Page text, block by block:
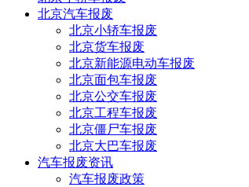
北京汽车报废
北京小轿车报废
北京货车报废
北京新能源电动车报废
北京面包车报废
北京公交车报废
北京工程车报废
北京僵尸车报废
北京大巴车报废
汽车报废资讯
汽车报废政策